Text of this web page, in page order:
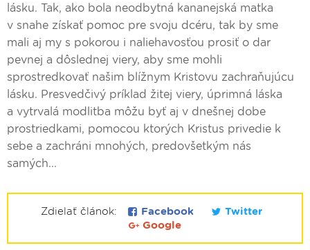
lásku. Tak, ako bola neodbytná kananejská matka
v snahe získať pomoc pre svoju dcéru, tak by sme
mali aj my s pokorou i naliehavosťou prosiť o dar
pevnej a dôslednej viery, aby sme mohli
sprostredkovať našim blížnym Kristovu zachraňujúcu
lásku. Presvedčivý príklad žitej viery, úprimná láska
a vytrvalá modlitba môžu byť aj v dnešnej dobe
prostriedkami, pomocou ktorých Kristus privedie k
sebe a zachráni mnohých, predovšetkým nás
samých...
Zdielať článok: Facebook
Twitter
Google